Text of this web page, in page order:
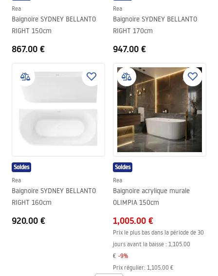
Rea
Baignoire SYDNEY BELLANTO
RIGHT 150cm
867.00 €
Rea
Baignoire SYDNEY BELLANTO
RIGHT 170cm
947.00 €
Soldes
Rea
Baignoire SYDNEY BELLANTO
RIGHT 160cm
920.00 €
Soldes
Rea
Baignoire acrylique murale
OLIMPIA 150cm
1,005.00 €
Prix le plus bas dans la période de 30
jours avant la baisse : 1,105.00
€ -9%
Prix régulier: 1,105.00 €